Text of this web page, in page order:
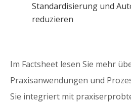
Standardisierung und
reduzieren
Im Factsheet lesen Sie mehr
Praxisanwendungen und
Sie integriert mit